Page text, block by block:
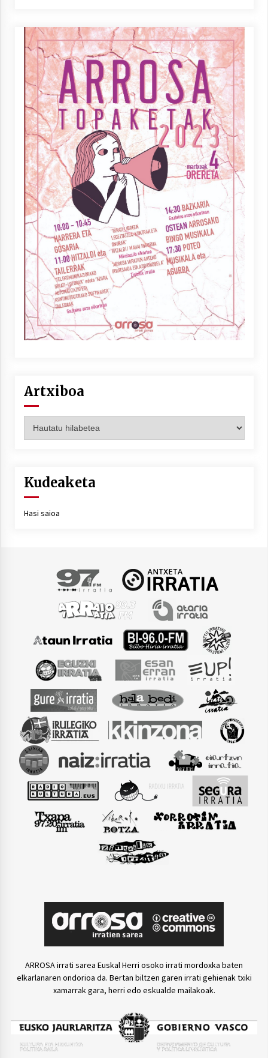
Artxiboa
Kudeaketa
Hasi saioa
ARROSA irrati sarea Euskal Herri osoko irrati mordoxka baten
elkarlanaren ondorioa da. Bertan biltzen garen irrati gehienak txiki
xamarrak gara, herri edo eskualde mailakoak.